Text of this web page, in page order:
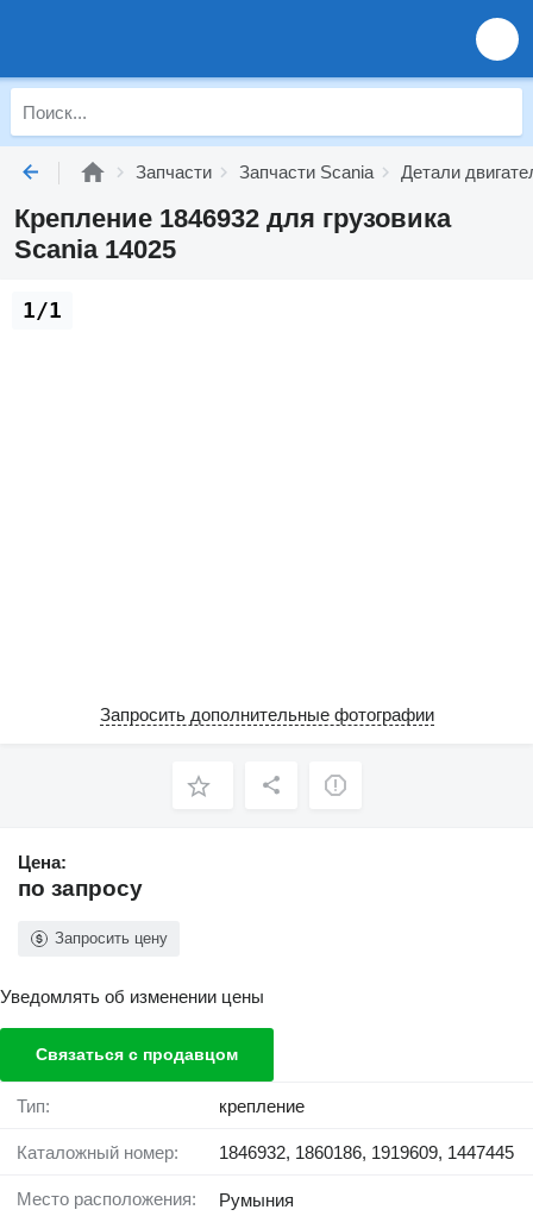
Запчасти Запчасти Scania Детали
Крепление 1846932 для грузовика
Scania 14025
1/1
Запросить дополнительные фотографии
Цена:
по запросу
Запросить цену
Уведомлять об изменении цены
Связаться с продавцом
Тип: крепление
Каталожный номер: 1846932, 1860186, 1919609, 1447445
Место расположения:
Румыния